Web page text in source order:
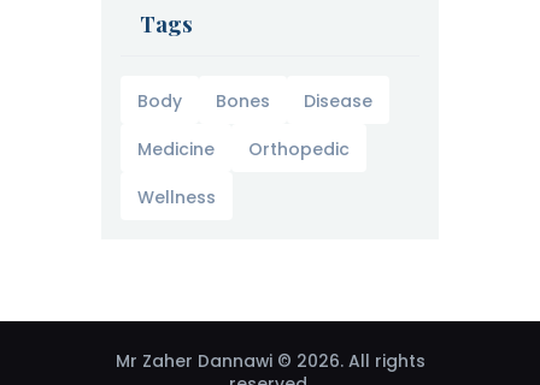
Tags
Body Bones
Disease
Medicine
Orthopedic
Wellness
Mr Zaher Dannawi © 2026. All rights